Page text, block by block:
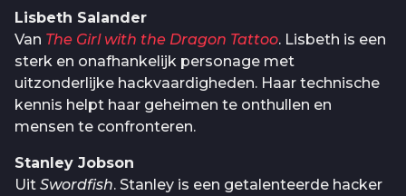
Lisbeth Salander
Van The Girl with the Dragon Tattoo. Lisbeth is een
sterk en onafhankelijk personage met
uitzonderlijke hackvaardigheden. Haar technische
kennis helpt haar geheimen te onthullen en
mensen te confronteren.
Stanley Jobson
Uit Swordfish. Stanley is een getalenteerde hacker